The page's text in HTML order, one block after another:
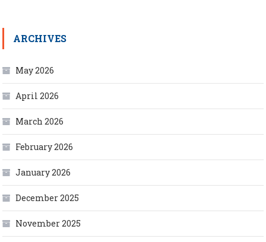
ARCHIVES
May 2026
April 2026
March 2026
February 2026
January 2026
December 2025
November 2025